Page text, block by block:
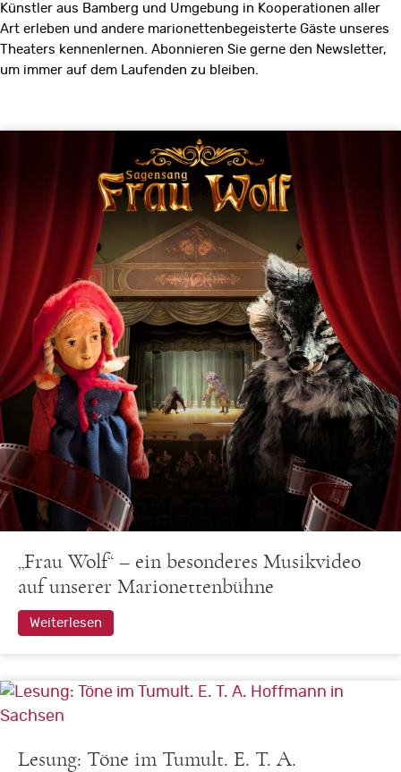
Künstler aus Bamberg und Umgebung in Kooperationen aller
Art erleben und andere marionettenbegeisterte Gäste unseres
Theaters kennenlernen. Abonnieren Sie gerne den Newsletter,
um immer auf dem Laufenden zu bleiben.
„Frau Wolf“ – ein besonderes Musikvideo
auf unserer Marionettenbühne
Weiterlesen
Lesung: Töne im Tumult. E. T. A.